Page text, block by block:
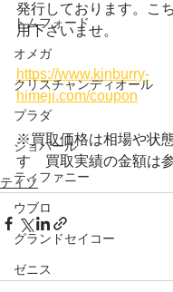
トムフォード
オメガ
クリスチャンディオール
プラダ
ショパール
ティファニー
ウブロ
グランドセイコー
ゼニス
発行しております。こ
用下さいませ。
https://www.kinburry-
himeji.com/coupon
※買取価格は相場や状
す　買取実績の金額は
ティソ